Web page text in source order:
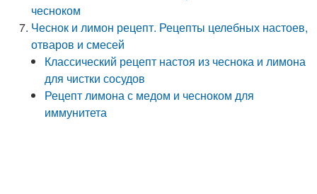
чесноком
Чеснок и лимон рецепт. Рецепты целебных настоев,
отваров и смесей
Классический рецепт настоя из чеснока и лимона
для чистки сосудов
Рецепт лимона с медом и чесноком для
иммунитета